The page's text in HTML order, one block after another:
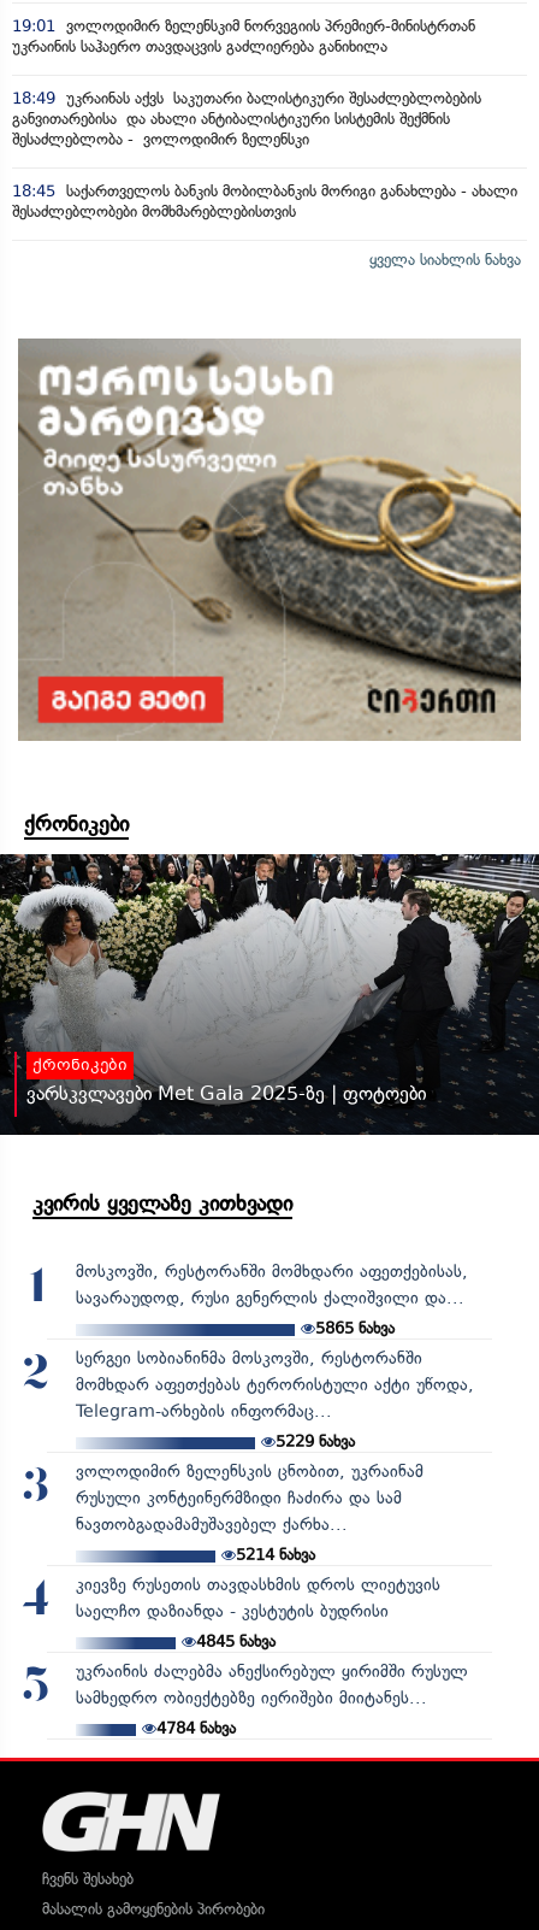
19:01
ვოლოდიმირ ზელენსკიმ ნორვეგიის პრემიერ-მინისტრთან
უკრაინის საჰაერო თავდაცვის გაძლიერება განიხილა
18:49 უკრაინას აქვს საკუთარი ბალისტიკური შესაძლებლობების
განვითარებისა და ახალი ანტიბალისტიკური სისტემის შექმნის
შესაძლებლობა - ვოლოდიმირ ზელენსკი
18:45 საქართველოს ბანკის მობილბანკის მორიგი განახლება - ახალი
შესაძლებლობები მომხმარებლებისთვის
ყველა სიახლის ნახვა
ქრონიკები
ქრონიკები
ვარსკვლავები Met Gala 2025-ზე | ფოტოები
კვირის ყველაზე კითხვადი
1
მოსკოვში, რესტორანში მომხდარი აფეთქებისას,
სავარაუდოდ, რუსი გენერლის ქალიშვილი და...
5865 ნახვა
2
სერგეი სობიანინმა მოსკოვში, რესტორანში
მომხდარ აფეთქებას ტერორისტული აქტი უწოდა,
Telegram-არხების ინფორმაც...
5229ნახვა
3
ვოლოდიმირ ზელენსკის ცნობით, უკრაინამ
რუსული კონტეინერმზიდი ჩაძირა და სამ
ნავთობგადამამუშავებელ ქარხა...
5214ნახვა
4
კიევზე რუსეთის თავდასხმის დროს ლიეტუვის
საელჩო დაზიანდა - კესტუტის ბუდრისი
4845ნახვა
5
უკრაინის ძალებმა ანექსირებულ ყირიმში რუსულ
სამხედრო ობიექტებზე იერიშები მიიტანეს...
4784ნახვა
ჩვენს შესახებ
მასალის გამოყენების პირობები